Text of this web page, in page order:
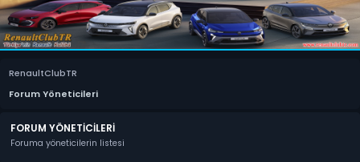
RenaultClubTR
Forum Yöneticileri
FORUM YÖNETICILERI
Foruma yöneticilerin listesi